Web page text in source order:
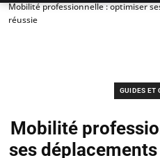
Mobilité professionnelle : optimiser
réussie
GUIDES ET
Mobilité
ses